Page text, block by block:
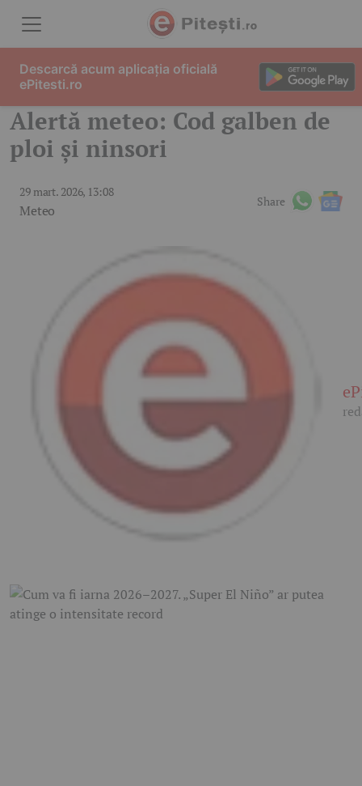
Alertă meteo: Cod galben de
ploi și ninsori
29 mart. 2026, 13:08
Meteo
Share
Descarcă acum aplicația oficială
ePitesti.ro